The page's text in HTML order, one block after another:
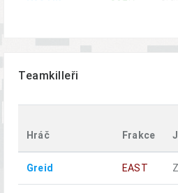
Teamkilleři
Hráč Frakce
Greid EAST